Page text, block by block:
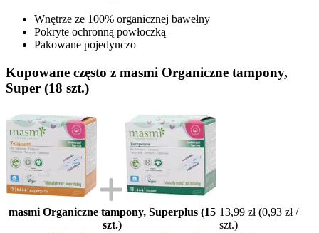
Wnętrze ze 100% organicznej bawełny
Pokryte ochronną powłoczką
Pakowane pojedynczo
Kupowane często z masmi Organiczne tampony,
Super (18 szt.)
masmi Organiczne tampony, Superplus (15
szt.)
13,99 zł (0,93 zł /
szt.)